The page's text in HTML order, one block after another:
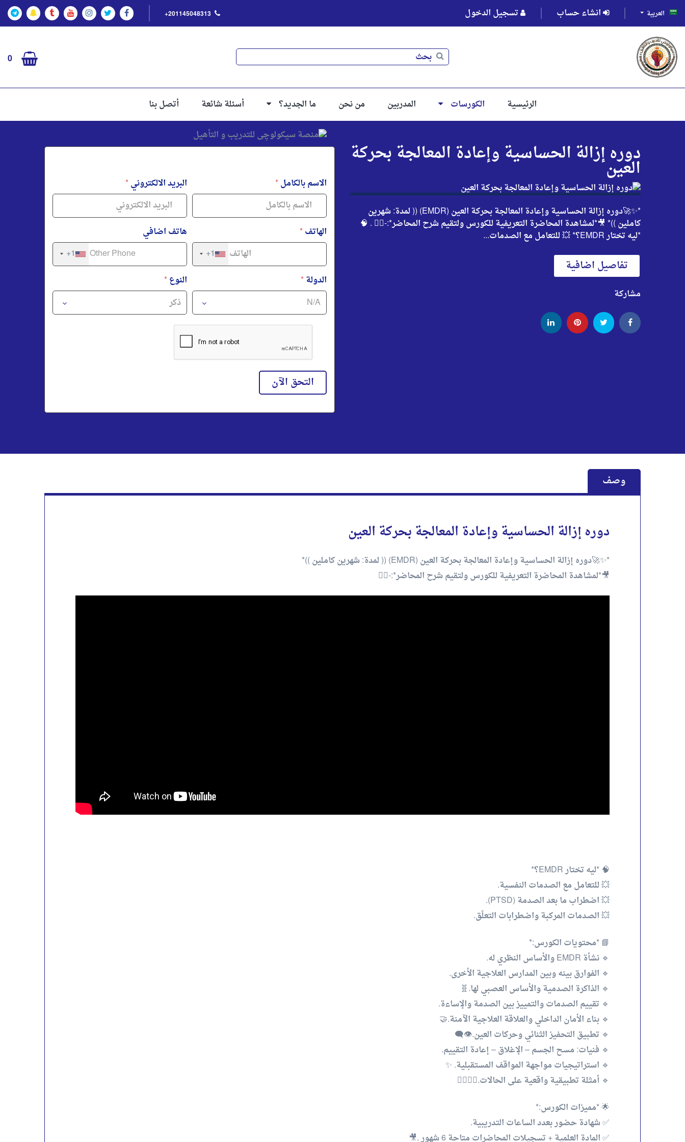
العربية انشاء حساب تسجيل الدخول +201145048313
بحث 0
الرئيسية الكورسات المدربين من نحن ما الجديد؟ أسئلة شائعة أتصل بنا
دوره إزالة الحساسية وإعادة المعالجة بحركة
العين
*✨🚀دوره إزالة الحساسية وإعادة المعالجة بحركة العين (EMDR) (( لمدة: شهرين
كاملين ))* 🎥*لمشاهدة المحاضرة التعريفية للكورس ولتقيم شرح المحاضر*:-👇🏻 . 🧠
*ليه تختار EMDR؟* 💥 للتعامل مع الصدمات...
تفاصيل اضافية
مشاركة
الاسم بالكامل* البريد الالكتروني*
الهاتف*
+1
هاتف اضافي
+1
الدولة* النوع*
التحق الآن
وصف
دوره إزالة الحساسية وإعادة المعالجة بحركة العين
*✨🚀دوره إزالة الحساسية وإعادة المعالجة بحركة العين (EMDR) (( لمدة: شهرين كاملين ))*
🎥*لمشاهدة المحاضرة التعريفية للكورس ولتقيم شرح المحاضر*:-👇🏻
🧠 *ليه تختار EMDR؟*
💥 للتعامل مع الصدمات النفسية.
💥 اضطراب ما بعد الصدمة (PTSD).
💥 الصدمات المركبة واضطرابات التعلّق.
📘 *محتويات الكورس:*
🔹 نشأة EMDR والأساس النظري له.
🔹 الفوارق بينه وبين المدارس العلاجية الأخرى.
🔹 الذاكرة الصدمية والأساس العصبي لها.🧬
🔹 تقييم الصدمات والتمييز بين الصدمة والإساءة.
🔹 بناء الأمان الداخلي والعلاقة العلاجية الآمنة.🤝
🔹 تطبيق التحفيز الثنائي وحركات العين.👁️‍🗨️
🔹 فنيات: مسح الجسم – الإغلاق – إعادة التقييم.
🔹 استراتيجيات مواجهة المواقف المستقبلية. ✨
🔹 أمثلة تطبيقية واقعية على الحالات.👩‍⚕️👨‍⚕️
🌟 *مميزات الكورس:*
✅ شهادة حضور بعدد الساعات التدريبية.
✅ المادة العلمية + تسجيلات المحاضرات متاحة 6 شهور .🎥